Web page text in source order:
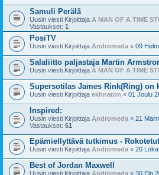
Samuli Perälä
Uusin viesti Kirjoittaja A MAN OF A TIME
Vastaukset: 1
PosiTV
Uusin viesti Kirjoittaja Andromeda « 09
Salaliitto paljastaja Martin
Uusin viesti Kirjoittaja A MAN OF A TIME
Supersotilas James Rink(Ring) on
Uusin viesti Kirjoittaja ekhnaton « 01 Joulu
Inspired:
Uusin viesti Kirjoittaja Andromeda « 21
Vastaukset: 61
Epämiellyttävä tutkimus -
Uusin viesti Kirjoittaja Andromeda « 20
Best of Jordan Maxwell
Uusin viesti Kirjoittaja Andromeda « 30 Elo